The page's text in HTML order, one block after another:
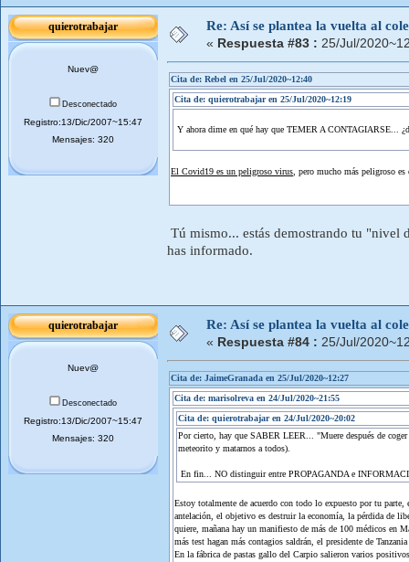
quierotrabajar
Nuev@
Desconectado
Registro:13/Dic/2007~15:47
Mensajes: 320
Re: Así se plantea la vuelta al
« Respuesta #83 : 25/Jul/
Cita de: Rebel en 25/Jul/2020~12:40
Cita de: quierotrabajar en 25/Jul/2020~12:19
Y ahora dime en qué hay que TEMER A CONTAGIARSE...
El Covid19 es un peligroso virus , pero mucho más peligroso
Tú mismo... estás demostrando tu "nivel
has informado.
quierotrabajar
Nuev@
Desconectado
Registro:13/Dic/2007~15:47
Mensajes: 320
Re: Así se plantea la vuelta al
« Respuesta #84 : 25/Jul/
Cita de: JaimeGranada en 25/Jul/2020~12:27
Cita de: marisolreva en 24/Jul/2020~21:55
Cita de: quierotrabajar en 24/Jul/2020~20:02
Por cierto, hay que SABER LEER... "Muere después de
meteorito y matarnos a todos).
En fin... NO distinguir entre PROPAGANDA e
Estoy totalmente de acuerdo con todo lo expuesto por tu parte,
antelación, el objetivo es destruir la economía, la pérdida de
quiere, mañana hay un manifiesto de más de 100 médicos en
más test hagan más contagios saldrán, el presidente de
En la fábrica de pastas gallo del Carpio salieron varios